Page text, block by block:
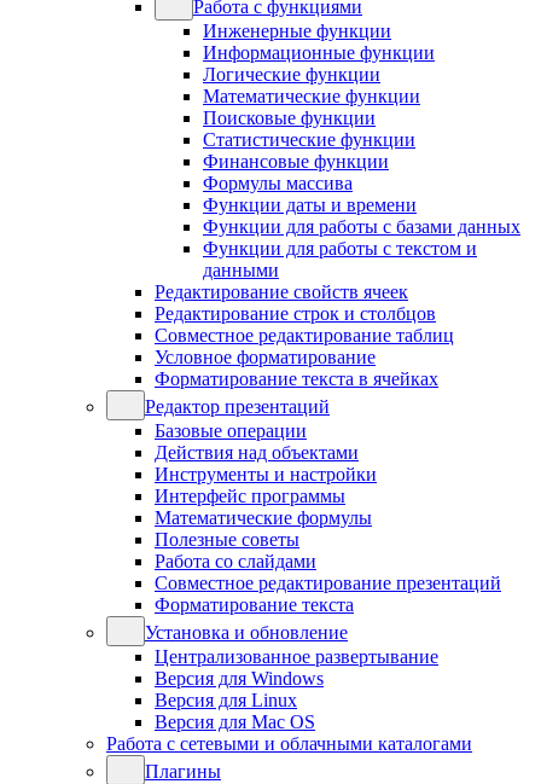
Работа с функциями
Инженерные функции
Информационные функции
Логические функции
Математические функции
Поисковые функции
Статистические функции
Финансовые функции
Формулы массива
Функции даты и времени
Функции для работы с базами данных
Функции для работы с текстом и
данными
Редактирование свойств ячеек
Редактирование строк и столбцов
Совместное редактирование таблиц
Условное форматирование
Форматирование текста в ячейках
Редактор презентаций
Базовые операции
Действия над объектами
Инструменты и настройки
Интерфейс программы
Математические формулы
Полезные советы
Работа со слайдами
Совместное редактирование презентаций
Форматирование текста
Установка и обновление
Централизованное развертывание
Версия для Windows
Версия для Linux
Версия для Mac OS
Работа с сетевыми и облачными каталогами
Плагины